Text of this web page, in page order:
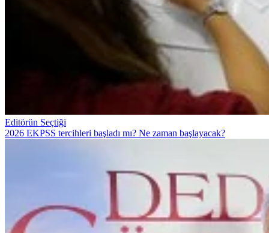
Editörün Seçtiği
2026 EKPSS tercihleri başladı mı? Ne zaman başlayacak?